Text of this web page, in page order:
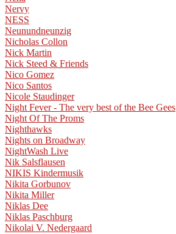
Nervy
NESS
Neunundneunzig
Nicholas Collon
Nick Martin
Nick Steed & Friends
Nico Gomez
Nico Santos
Nicole Staudinger
Night Fever - The very best of the Bee Gees
Night Of The Proms
Nighthawks
Nights on Broadway
NightWash Live
Nik Salsflausen
NIKIS Kindermusik
Nikita Gorbunov
Nikita Miller
Niklas Dee
Niklas Paschburg
Nikolai V. Nedergaard